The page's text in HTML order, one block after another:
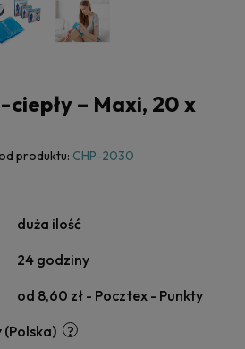
ciepły – Maxi, 20 x
produktu: CHP-2030
duża ilość
24 godziny
od 8,60 zł - Pocztex - Punkty
(Polska)